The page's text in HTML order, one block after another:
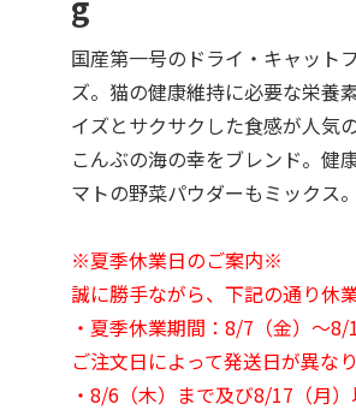
国産第一号のドライ・キャット
ズ。猫の健康維持に必要な栄養
イズとサクサクした食感が人気
こんぶの海の幸をブレンド。健
マトの野菜パウダーもミックス
※夏季休業日のご案内※
誠に勝手ながら、下記の通り休
・夏季休業期間：8/7（金）～8/
ご注文日によって発送日が異な
・8/6（木）まで及び8/17（月